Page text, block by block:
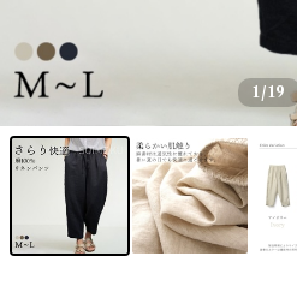
1/19